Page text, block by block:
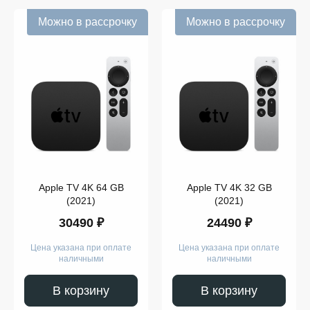
Можно в рассрочку
Apple TV 4K 64 GB
(2021)
30490 ₽
Цена указана при оплате
наличными
В корзину
Можно в рассрочку
Apple TV 4K 32 GB
(2021)
24490 ₽
Цена указана при оплате
наличными
В корзину